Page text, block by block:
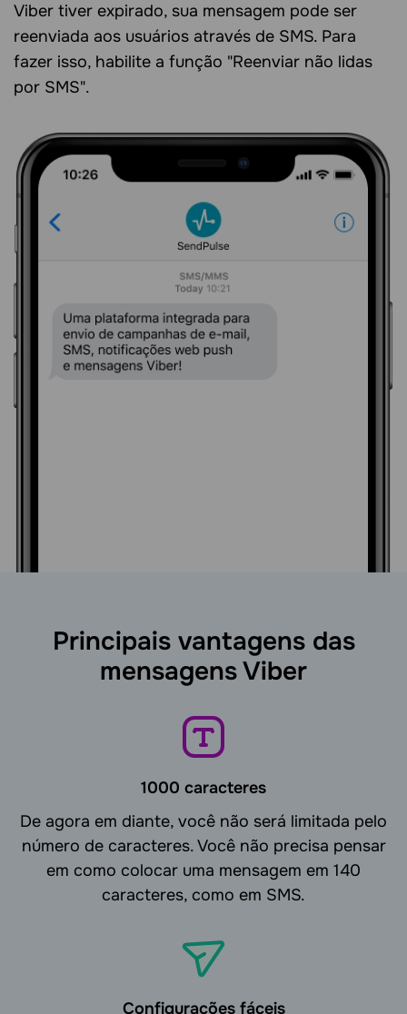
Viber tiver expirado, sua mensagem pode ser
reenviada aos usuários através de SMS. Para
fazer isso, habilite a função "Reenviar não lidas
por SMS".
Principais vantagens das
mensagens Viber
1000 caracteres
De agora em diante, você não será limitada pelo
número de caracteres. Você não precisa pensar
em como colocar uma mensagem em 140
caracteres, como em SMS.
Configurações fáceis